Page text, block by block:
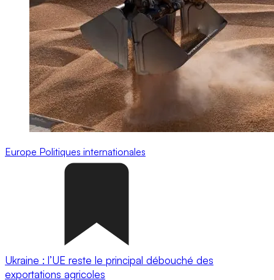
Europe Politiques internationales
Ukraine : l’UE reste le principal débouché des
exportations agricoles